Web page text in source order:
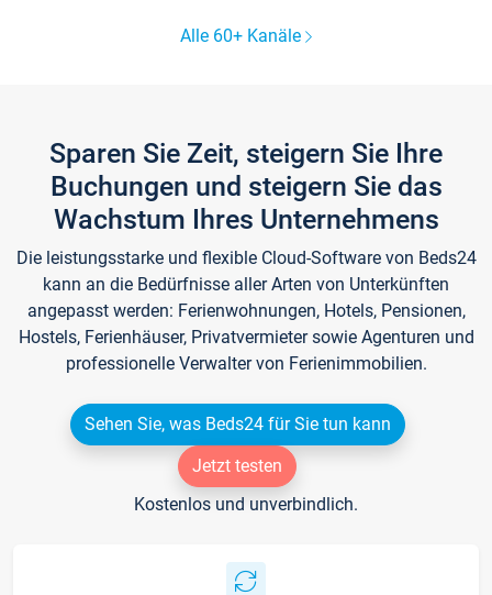
Alle 60+ Kanäle
Sparen Sie Zeit, steigern Sie Ihre
Buchungen und steigern Sie das
Wachstum Ihres Unternehmens
Die leistungsstarke und flexible Cloud-Software von Beds24
kann an die Bedürfnisse aller Arten von Unterkünften
angepasst werden: Ferienwohnungen, Hotels, Pensionen,
Hostels, Ferienhäuser, Privatvermieter sowie Agenturen und
professionelle Verwalter von Ferienimmobilien.
Sehen Sie, was Beds24 für Sie tun kann
Jetzt testen
Kostenlos und unverbindlich.